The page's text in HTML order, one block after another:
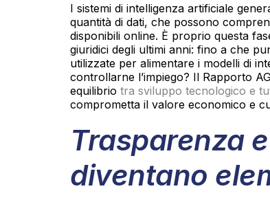
I sistemi di intelligenza artificiale
quantità di dati, che possono
disponibili online. È proprio questa
giuridici degli ultimi anni: fino a che
utilizzate per alimentare i modelli di
controllarne l’impiego? Il Rapporto
equilibrio tra sviluppo tecnologico e
comprometta il valore economico e
Trasparenza
diventano